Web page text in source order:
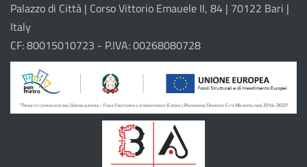
Il progetto
Palazzo di Città | Corso Vittorio Emauele II, 84 | 70122 Bari |
Italy
CF: 80015010723 - P.IVA: 00268080728